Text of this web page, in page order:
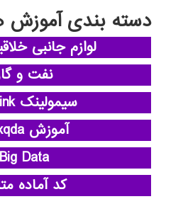
دسته بندی آموزش
لوازم جانبی
نفت و
سیمولینک simulink
آموزش maxqda
Big Data
کد آماده